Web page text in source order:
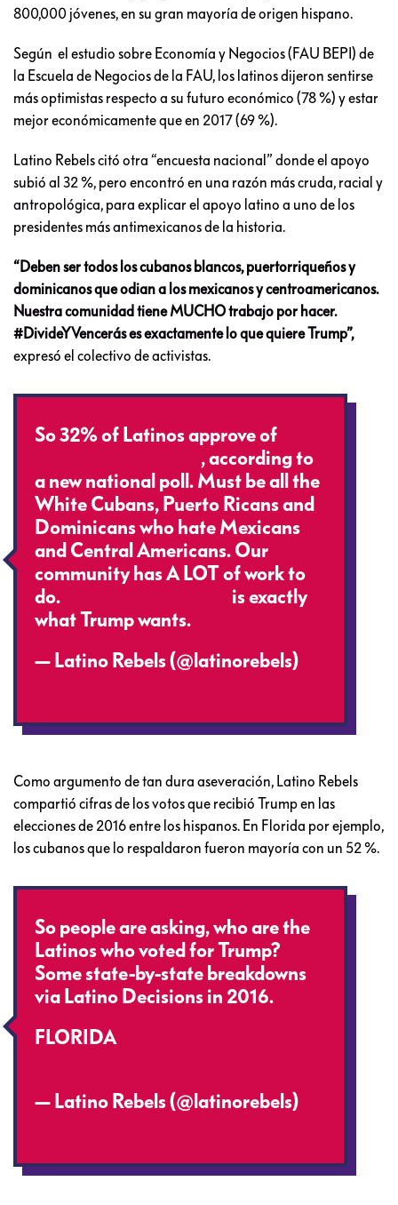
800,000 jóvenes, en su gran mayoría de origen hispano.
Según el estudio sobre Economía y Negocios (FAU BEPI) de
la Escuela de Negocios de la FAU, los latinos dijeron sentirse
más optimistas respecto a su futuro económico (78 %) y estar
mejor económicamente que en 2017 (69 %).
Latino Rebels citó otra “encuesta nacional” donde el apoyo
subió al 32 %, pero encontró en una razón más cruda, racial y
antropológica, para explicar el apoyo latino a uno de los
presidentes más antimexicanos de la historia.
“Deben ser todos los cubanos blancos, puertorriqueños y
dominicanos que odian a los mexicanos y centroamericanos.
Nuestra comunidad tiene MUCHO trabajo por hacer.
#DivideYVencerás es exactamente lo que quiere Trump”,
expresó el colectivo de activistas.
So 32% of Latinos approve of
, according to
a new national poll. Must be all the
White Cubans, Puerto Ricans and
Dominicans who hate Mexicans
and Central Americans. Our
community has A LOT of work to
do.
is exactly
what Trump wants.
— Latino Rebels (@latinorebels)
Como argumento de tan dura aseveración, Latino Rebels
compartió cifras de los votos que recibió Trump en las
elecciones de 2016 entre los hispanos. En Florida por ejemplo,
los cubanos que lo respaldaron fueron mayoría con un 52 %.
So people are asking, who are the
Latinos who voted for Trump?
Some state-by-state breakdowns
via Latino Decisions in 2016.
FLORIDA
— Latino Rebels (@latinorebels)